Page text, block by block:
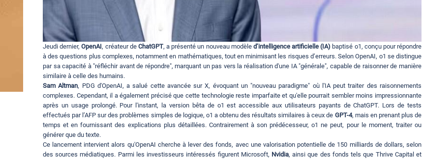
Jeudi dernier,OpenAI, créateur de ChatGPT, a présenté un nouveau modèle d’intelligence artificielle (IA) baptisé o1, conçu pour répondre
à des questions plus complexes, notamment en mathématiques, tout en minimisant les risques d’erreurs. Selon OpenAI, o1 se distingue
par sa capacité à "réfléchir avant de répondre", marquant un pas vers la réalisation d'une IA "générale", capable de raisonner de manière
similaire à celle des humains.
Sam Altman, PDG d'OpenAI, a salué cette avancée sur X, évoquant un "nouveau paradigme" où l'IA peut traiter des raisonnements
complexes. Cependant, il a également précisé que cette technologie reste imparfaite et qu'elle pourrait sembler moins impressionnante
après un usage prolongé. Pour l'instant, la version bêta de o1 est accessible aux utilisateurs payants de ChatGPT. Lors de tests
effectués par l’AFP sur des problèmes simples de logique, o1 a obtenu des résultats similaires à ceux de GPT-4, mais en prenant plus de
temps et en fournissant des explications plus détaillées. Contrairement à son prédécesseur, o1 ne peut, pour le moment, traiter ou
générer que du texte.
Ce lancement intervient alors qu'OpenAI cherche à lever des fonds, avec une valorisation potentielle de 150 milliards de dollars, selon
des sources médiatiques. Parmi les investisseurs intéressés figurent Microsoft, Nvidia, ainsi que des fonds tels que Thrive Capital et